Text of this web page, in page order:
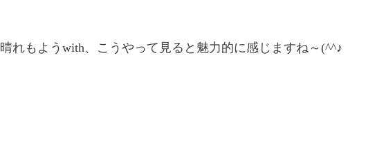
晴れもようwith、こうやって見ると魅力的に感じますね～(^^♪